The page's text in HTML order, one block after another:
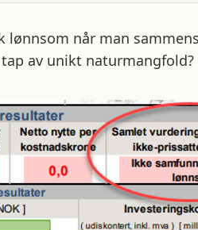
når man
av unikt naturmangfold?